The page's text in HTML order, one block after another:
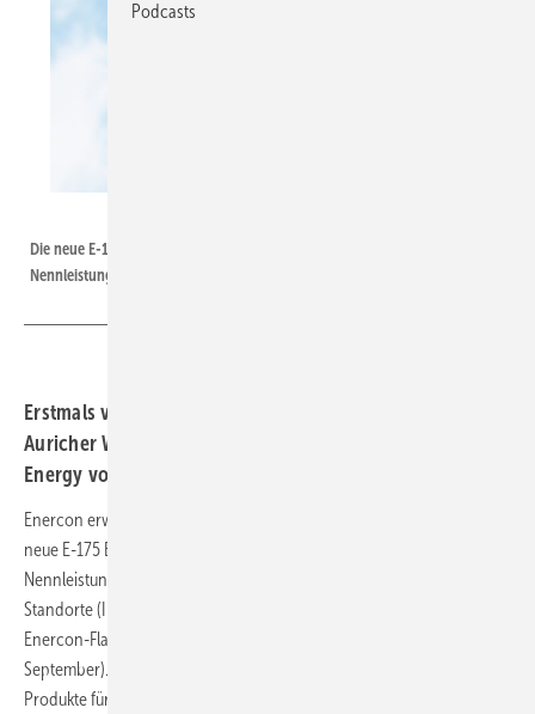
Die neue E-175 EP5 verfügt über 175 Meter Rotordurchmesser und 6 MW
Nennleistung.
Erstmals vorgestellt wird das neue Flaggschiff des
Auricher Windanlagenherstellers bei der Hamburg Wind
Energy vom 27. bis 30. September.
Enercon erweitert sein Produktportfolio um ein neues Topmodell. Die
neue E-175 EP5 verfügt über 175 Meter Rotordurchmesser und 6 MW
Nennleistung. Ausgelegt ist die Turbine auf schwache bis mittlere
Standorte (IEC-Windklasse S). Erstmals vorgestellt wird das neue
Enercon-Flaggschiff bei der Hamburg Wind Energy (27. bis 30.
September). „Wir bieten unseren Kunden qualitativ hochwertige
Produkte für kleinere, mittlere und für größere Rotorsegmente an. Mit
Podcasts